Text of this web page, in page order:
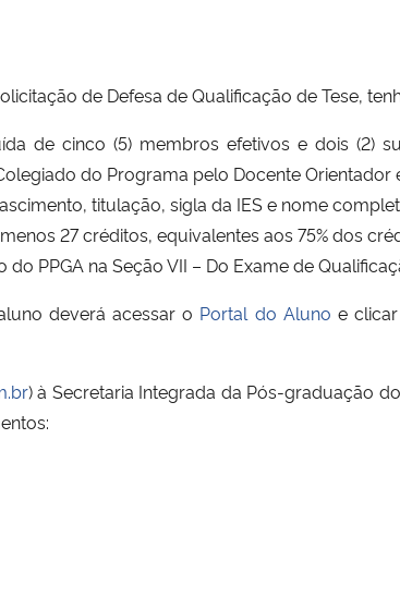
de Defesa de Qualificação de Tese,
de cinco (5) membros efetivos e dois (2)
do Programa pelo Docente
titulação, sigla da IES e nome
27 créditos, equivalentes aos 75% dos
PPGA na Seção VII – Do Exame de
deverá acessar o Portal do Aluno e
) à Secretaria Integrada da Pós-graduação